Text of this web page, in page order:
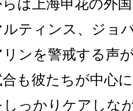
は上海申花の外
ティンス、ジョ
ンを警戒する声
も彼たちが中心
しっかりケアしな